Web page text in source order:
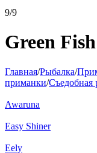
9/9
Green Fish
Главная/Рыбалка/
приманки/Съедобная
Awaruna
Easy Shiner
Eely